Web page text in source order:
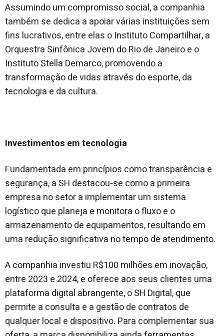
Assumindo um compromisso social, a companhia
também se dedica a apoiar várias instituições sem
fins lucrativos, entre elas o Instituto Compartilhar, a
Orquestra Sinfônica Jovem do Rio de Janeiro e o
Instituto Stella Demarco, promovendo a
transformação de vidas através do esporte, da
tecnologia e da cultura.
Investimentos em tecnologia
Fundamentada em princípios como transparência e
segurança, a SH destacou-se como a primeira
empresa no setor a implementar um sistema
logístico que planeja e monitora o fluxo e o
armazenamento de equipamentos, resultando em
uma redução significativa no tempo de atendimento.
A companhia investiu R$100 milhões em inovação,
entre 2023 e 2024, e oferece aos seus clientes uma
plataforma digital abrangente, o SH Digital, que
permite a consulta e a gestão de contratos de
qualquer local e dispositivo. Para complementar sua